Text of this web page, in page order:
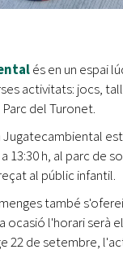
és en un espai
activitats: jocs,
del Turonet.
Jugatecambiental
13:30 h, al parc de
al públic infantil.
també
ocasió l'horari serà
22 de setembre,